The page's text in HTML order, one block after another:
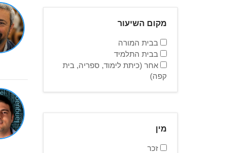
מקום השיעור
בבית המורה
בבית התלמיד
אחר (כיתת לימוד, ספריה, בית
קפה)
מין
זכר